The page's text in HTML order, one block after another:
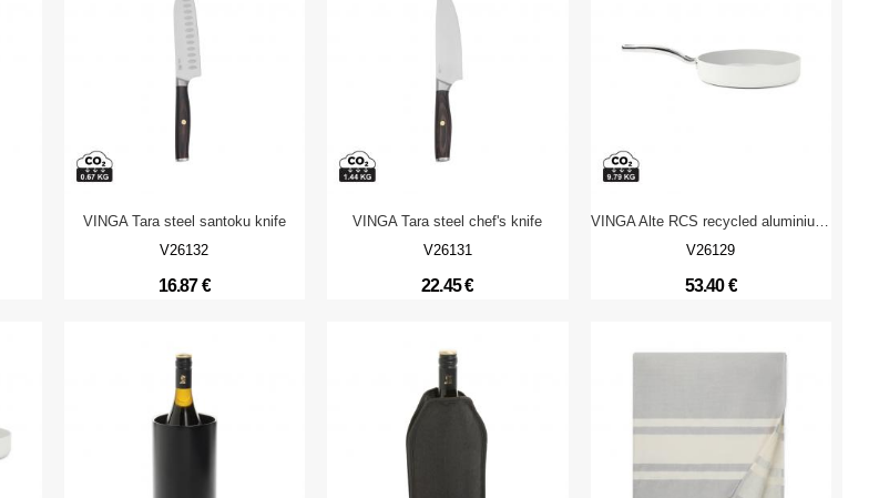
VINGA Tara steel santoku knife
V26132
16.87 €
VINGA Tara steel chef's knife
V26131
22.45 €
VINGA Alte RCS recycled aluminium fry pan 27 cm
V26129
53.40 €